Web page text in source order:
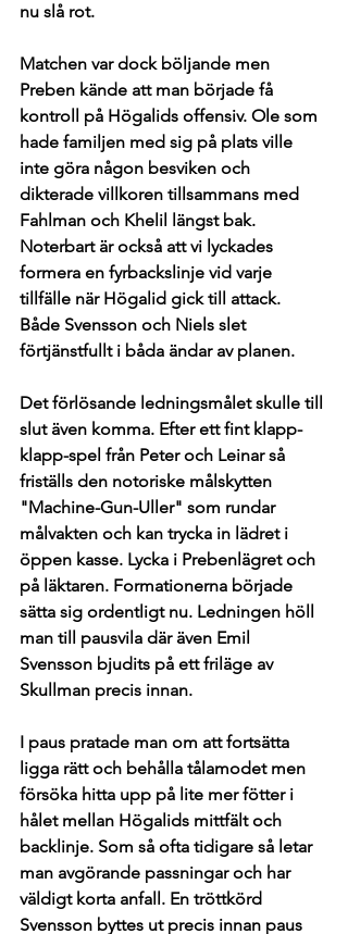
nu slå rot.
Matchen var dock böljande men
Preben kände att man började få
kontroll på Högalids offensiv. Ole som
hade familjen med sig på plats ville
inte göra någon besviken och
dikterade villkoren tillsammans med
Fahlman och Khelil längst bak.
Noterbart är också att vi lyckades
formera en fyrbackslinje vid varje
tillfälle när Högalid gick till attack.
Både Svensson och Niels slet
förtjänstfullt i båda ändar av planen.
Det förlösande ledningsmålet skulle till
slut även komma. Efter ett fint klapp-
klapp-spel från Peter och Leinar så
friställs den notoriske målskytten
"Machine-Gun-Uller" som rundar
målvakten och kan trycka in lädret i
öppen kasse. Lycka i Prebenlägret och
på läktaren. Formationerna började
sätta sig ordentligt nu. Ledningen höll
man till pausvila där även Emil
Svensson bjudits på ett friläge av
Skullman precis innan.
I paus pratade man om att fortsätta
ligga rätt och behålla tålamodet men
försöka hitta upp på lite mer fötter i
hålet mellan Högalids mittfält och
backlinje. Som så ofta tidigare så letar
man avgörande passningar och har
väldigt korta anfall. En tröttkörd
Svensson byttes ut precis innan paus